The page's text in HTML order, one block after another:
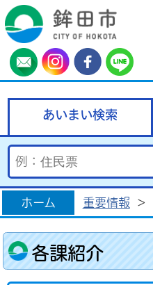
あいまい検索
ホーム 重要情報 >
各課紹介